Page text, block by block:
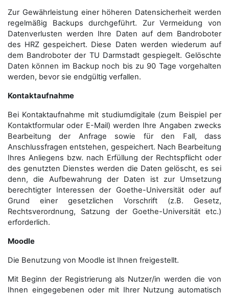
Zur Gewährleistung einer höheren Datensicherheit werden
regelmäßig Backups durchgeführt. Zur Vermeidung von
Datenverlusten werden Ihre Daten auf dem Bandroboter
des HRZ gespeichert. Diese Daten werden wiederum auf
dem Bandroboter der TU Darmstadt gespiegelt. Gelöschte
Daten können im Backup noch bis zu 90 Tage vorgehalten
werden, bevor sie endgültig verfallen.
Kontaktaufnahme
Bei Kontaktaufnahme mit studiumdigitale (zum Beispiel per
Kontaktformular oder E-Mail) werden Ihre Angaben zwecks
Bearbeitung der Anfrage sowie für den Fall, dass
Anschluss­fragen entstehen, gespeichert. Nach Bearbeitung
Ihres Anliegens bzw. nach Erfüllung der Rechtspflicht oder
des genutzten Dienstes werden die Daten gelöscht, es sei
denn, die Aufbewahrung der Daten ist zur Umsetzung
berechtigter Interessen der Goethe-Universität oder auf
Grund einer gesetzlichen Vorschrift (z.B. Gesetz,
Rechtsverordnung, Satzung der Goethe-Universität etc.)
erforderlich.
Moodle
Die Benutzung von Moodle ist Ihnen freigestellt.
Mit Beginn der Registrierung als Nutzer/in werden die von
Ihnen eingegebenen oder mit Ihrer Nutzung automatisch